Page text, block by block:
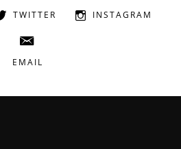
TWITTER INSTAGRAM
EMAIL